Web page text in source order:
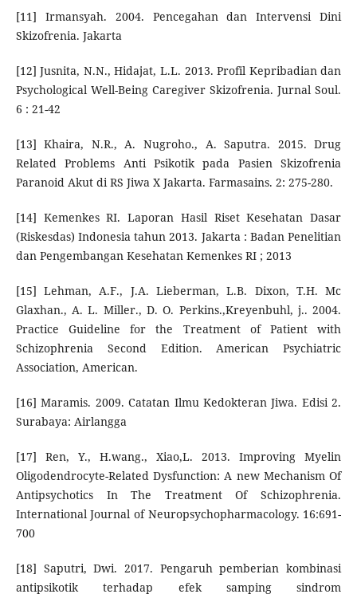
[11] Irmansyah. 2004. Pencegahan dan Intervensi Dini
Skizofrenia. Jakarta
[12] Jusnita, N.N., Hidajat, L.L. 2013. Profil Kepribadian dan
Psychological Well-Being Caregiver Skizofrenia. Jurnal Soul.
6 : 21-42
[13] Khaira, N.R., A. Nugroho., A. Saputra. 2015. Drug
Related Problems Anti Psikotik pada Pasien Skizofrenia
Paranoid Akut di RS Jiwa X Jakarta. Farmasains. 2: 275-280.
[14] Kemenkes RI. Laporan Hasil Riset Kesehatan Dasar
(Riskesdas) Indonesia tahun 2013. Jakarta : Badan Penelitian
dan Pengembangan Kesehatan Kemenkes RI ; 2013
[15] Lehman, A.F., J.A. Lieberman, L.B. Dixon, T.H. Mc
Glaxhan., A. L. Miller., D. O. Perkins.,Kreyenbuhl, j.. 2004.
Practice Guideline for the Treatment of Patient with
Schizophrenia Second Edition. American Psychiatric
Association, American.
[16] Maramis. 2009. Catatan Ilmu Kedokteran Jiwa. Edisi 2.
Surabaya: Airlangga
[17] Ren, Y., H.wang., Xiao,L. 2013. Improving Myelin
Oligodendrocyte-Related Dysfunction: A new Mechanism Of
Antipsychotics In The Treatment Of Schizophrenia.
International Journal of Neuropsychopharmacology. 16:691-
700
[18] Saputri, Dwi. 2017. Pengaruh pemberian kombinasi
antipsikotik terhadap efek samping sindrom